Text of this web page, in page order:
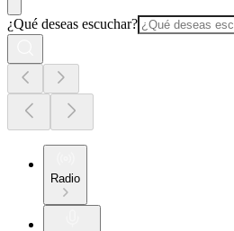
¿Qué deseas escuchar?
Radio